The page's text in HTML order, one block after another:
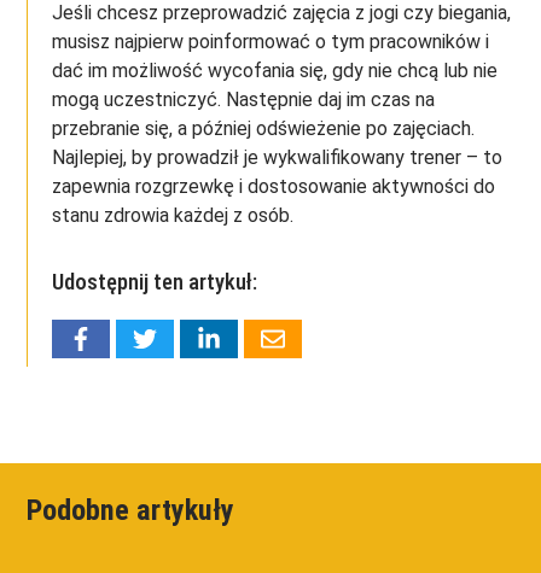
Jeśli chcesz przeprowadzić zajęcia z jogi czy biegania,
musisz najpierw poinformować o tym pracowników i
dać im możliwość wycofania się, gdy nie chcą lub nie
mogą uczestniczyć. Następnie daj im czas na
przebranie się, a później odświeżenie po zajęciach.
Najlepiej, by prowadził je wykwalifikowany trener – to
zapewnia rozgrzewkę i dostosowanie aktywności do
stanu zdrowia każdej z osób.
Udostępnij ten artykuł:
Podobne artykuły